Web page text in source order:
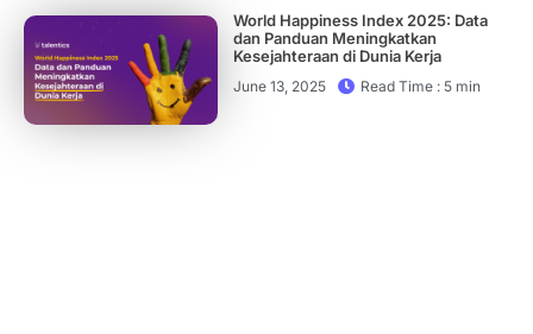
World Happiness Index 2025: Data
dan Panduan Meningkatkan
Kesejahteraan di Dunia Kerja
June 13, 2025 Read Time : 5 min